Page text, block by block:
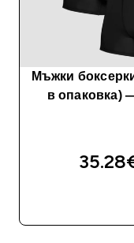
Мъжки
в опаковка)